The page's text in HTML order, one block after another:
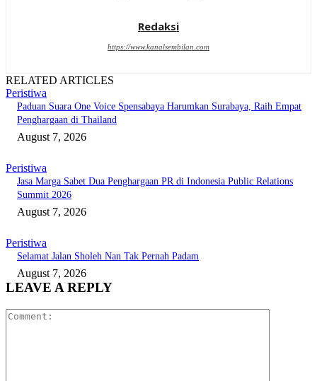
Redaksi
https://www.kanalsembilan.com
RELATED ARTICLES
Peristiwa
Paduan Suara One Voice Spensabaya Harumkan Surabaya, Raih Empat
Penghargaan di Thailand
August 7, 2026
Peristiwa
Jasa Marga Sabet Dua Penghargaan PR di Indonesia Public Relations
Summit 2026
August 7, 2026
Peristiwa
Selamat Jalan Sholeh Nan Tak Pernah Padam
August 7, 2026
LEAVE A REPLY